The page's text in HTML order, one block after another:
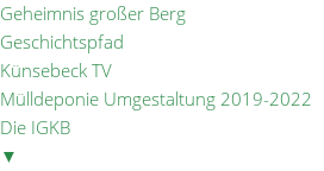
Geheimnis großer Berg
Geschichtspfad
Künsebeck TV
Mülldeponie Umgestaltung 2019-2022
Die IGKB
▼